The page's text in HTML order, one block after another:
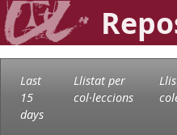
Last
15
days
Llistat per
col·leccions